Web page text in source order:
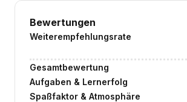
Bewertungen
Weiterempfehlungsrate
Gesamtbewertung
Aufgaben & Lernerfolg
Spaßfaktor & Atmosphäre